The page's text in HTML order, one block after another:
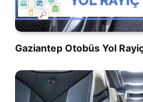
Gaziantep Otobüs Yol